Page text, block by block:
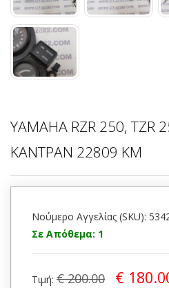
YAMAHA RZR 250, TZR
ΚΑΝΤΡΑΝ 22809 KM
Νούμερο Αγγελίας (SKU):
Σε Απόθεμα: 1
Τιμή: € 200.00 €